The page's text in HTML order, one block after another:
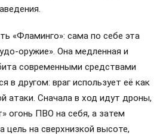
«Фламинго»: сама по себе эта
оружие». Она медленная и
современными средствами
в другом: враг использует её как
атаки. Сначала в ход идут дроны,
огонь ПВО на себя, а затем
цель на сверхнизкой высоте,